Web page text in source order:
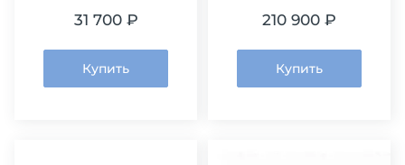
31 700 ₽
Купить
210 900 ₽
Купить